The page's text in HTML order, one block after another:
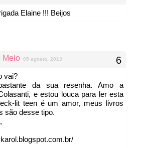
Elaine !!! Beijos
Melo 05 agosto, 2013
vai?
da sua resenha. Amo a
e estou louca para ler esta
lit teen é um amor, meus livros
são desse tipo.